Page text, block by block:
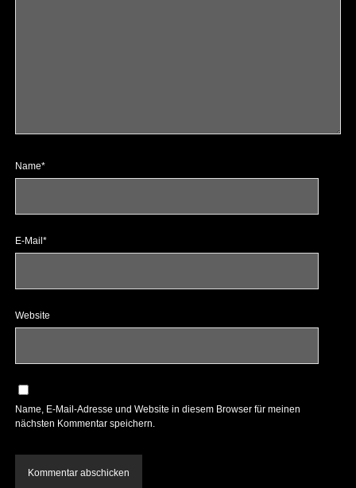
Name*
E-Mail*
Website
Name, E-Mail-Adresse und Website in diesem Browser für meinen
nächsten Kommentar speichern.